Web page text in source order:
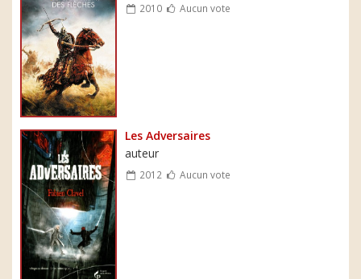
2010 Aucun vote
Les Adversaires
auteur
2012 Aucun vote